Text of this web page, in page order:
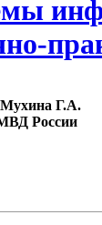
Г.А.
России